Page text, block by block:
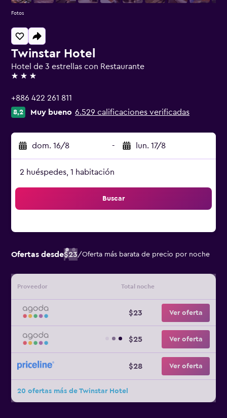
Twinstar Hotel
Hotel de 3 estrellas con Restaurante
3 estrellas
+886 422 261 811
8,2 Muy bueno 6.529 calificaciones verificadas
dom. 16/8 - lun. 17/8
2 huéspedes, 1 habitación
Buscar
Ofertas desde$23/Oferta más barata de precio por noche
Proveedor Total noche
$23 Ver oferta
$25 Ver oferta
$28 Ver oferta
20 ofertas más de Twinstar Hotel
Fotos